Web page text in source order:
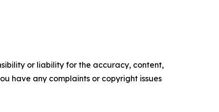
or liability for the accuracy, content,
have any complaints or copyright issues